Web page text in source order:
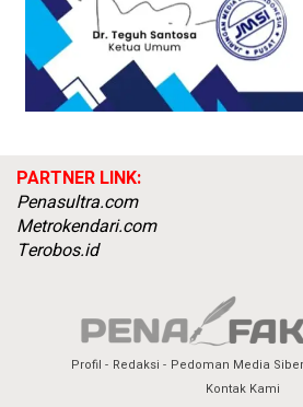
PARTNER LINK:
Penasultra.com
Metrokendari.com
Terobos.id
Profil Redaksi Pedoman Media Siber
Kontak Kami